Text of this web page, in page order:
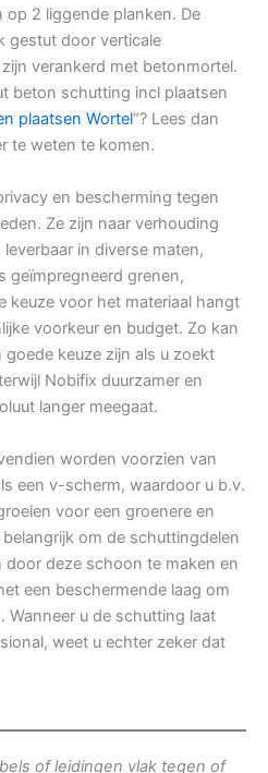
2 liggende planken. De
gestut door verticale
verankerd met betonmortel.
beton schutting incl plaatsen
plaatsen Wortel“? Lees dan
te weten te komen.
en bescherming tegen
Ze zijn naar verhouding
in diverse maten,
geïmpregneerd grenen,
keuze voor het materiaal hangt
voorkeur en budget. Zo kan
keuze zijn als u zoekt
Nobifix duurzamer en
langer meegaat.
worden voorzien van
een v-scherm, waardoor u b.v.
voor een groenere en
om de schuttingdelen
deze schoon te maken en
een beschermende laag om
Wanneer u de schutting laat
weet u echter zeker dat
of leidingen vlak tegen of